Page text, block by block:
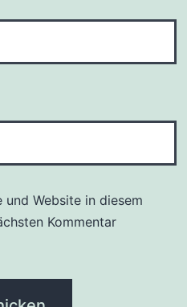
und Website in diesem
Kommentar